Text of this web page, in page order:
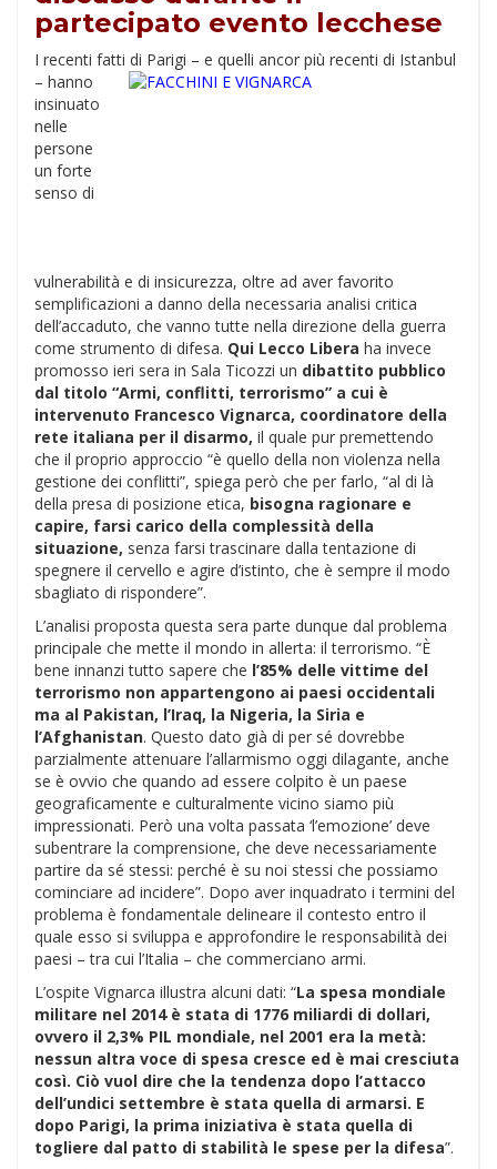
partecipato evento lecchese
I recenti fatti di Parigi – e quelli ancor più recenti di Istanbul
– hanno
insinuato
nelle
persone
un forte
senso di
vulnerabilità e di insicurezza, oltre ad aver favorito
semplificazioni a danno della necessaria analisi critica
dell’accaduto, che vanno tutte nella direzione della guerra
come strumento di difesa. Qui Lecco Libera ha invece
promosso ieri sera in Sala Ticozzi un dibattito pubblico
dal titolo “Armi, conflitti, terrorismo” a cui è
intervenuto Francesco Vignarca, coordinatore della
rete italiana per il disarmo, il quale pur premettendo
che il proprio approccio “è quello della non violenza nella
gestione dei conflitti”, spiega però che per farlo, “al di là
della presa di posizione etica, bisogna ragionare e
capire, farsi carico della complessità della
situazione, senza farsi trascinare dalla tentazione di
spegnere il cervello e agire d’istinto, che è sempre il modo
sbagliato di rispondere”.
L’analisi proposta questa sera parte dunque dal problema
principale che mette il mondo in allerta: il terrorismo. “È
bene innanzi tutto sapere che l’85% delle vittime del
terrorismo non appartengono ai paesi occidentali
ma al Pakistan, l’Iraq, la Nigeria, la Siria e
l’Afghanistan. Questo dato già di per sé dovrebbe
parzialmente attenuare l’allarmismo oggi dilagante, anche
se è ovvio che quando ad essere colpito è un paese
geograficamente e culturalmente vicino siamo più
impressionati. Però una volta passata ‘l’emozione’ deve
subentrare la comprensione, che deve necessariamente
partire da sé stessi: perché è su noi stessi che possiamo
cominciare ad incidere”. Dopo aver inquadrato i termini del
problema è fondamentale delineare il contesto entro il
quale esso si sviluppa e approfondire le responsabilità dei
paesi – tra cui l’Italia – che commerciano armi.
L’ospite Vignarca illustra alcuni dati: “La spesa mondiale
militare nel 2014 è stata di 1776 miliardi di dollari,
ovvero il 2,3% PIL mondiale, nel 2001 era la metà:
nessun altra voce di spesa cresce ed è mai cresciuta
così. Ciò vuol dire che la tendenza dopo l’attacco
dell’undici settembre è stata quella di armarsi. E
dopo Parigi, la prima iniziativa è stata quella di
togliere dal patto di stabilità le spese per la difesa”.